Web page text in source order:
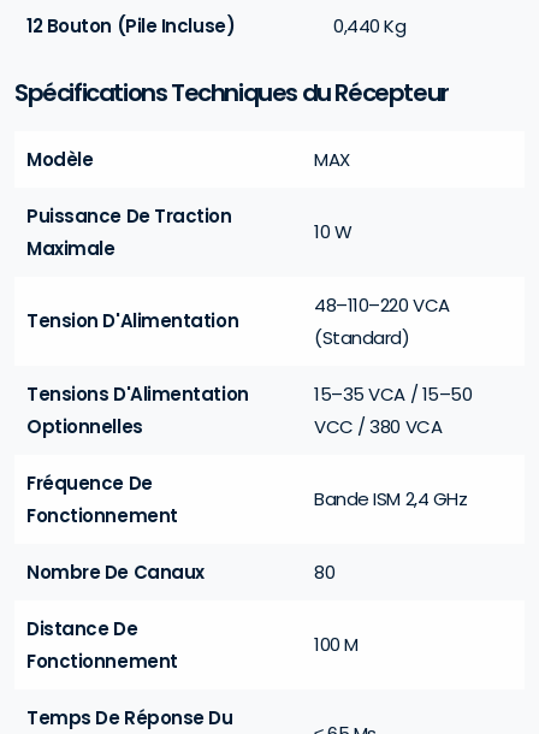
12 Bouton (Pile Incluse) 0,440 Kg
Spécifications Techniques du Récepteur
Modèle MAX
Puissance De Traction
Maximale
10 W
Tension D'Alimentation
48–110–220 VCA
(Standard)
Tensions D'Alimentation
Optionnelles
15–35 VCA / 15–50
VCC / 380 VCA
Fréquence De
Fonctionnement
Bande ISM 2,4 GHz
Nombre De Canaux 80
Distance De
Fonctionnement
100 M
Temps De Réponse Du